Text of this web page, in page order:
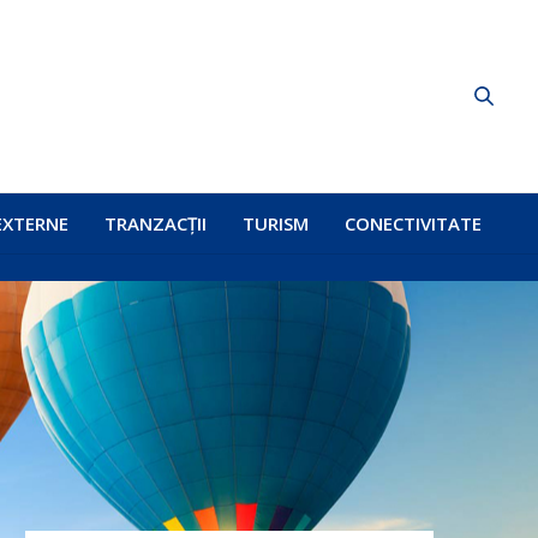
TRANZACȚII TURISM CONECTIVITATE